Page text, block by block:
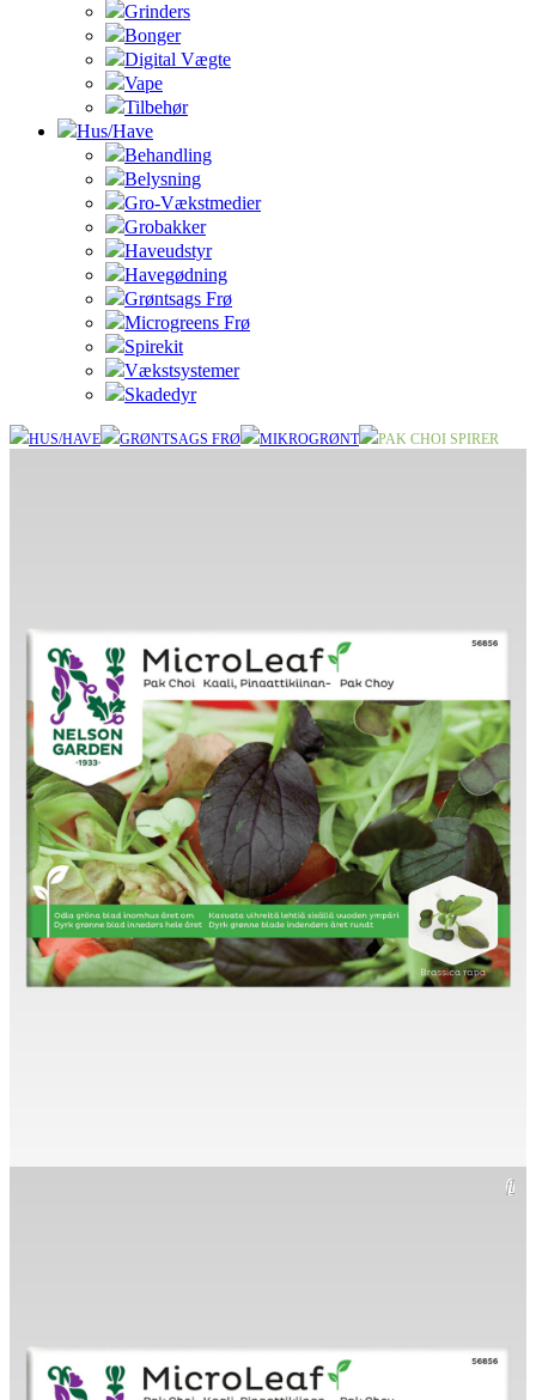
Grinders
Bonger
Digital Vægte
Vape
Tilbehør
Hus/Have
Behandling
Belysning
Gro-Vækstmedier
Grobakker
Haveudstyr
Havegødning
Grøntsags Frø
Microgreens Frø
Spirekit
Vækstsystemer
Skadedyr
HUS/HAVE GRØNTSAGS FRØ MIKROGRØNT PAK CHOI SPIRER